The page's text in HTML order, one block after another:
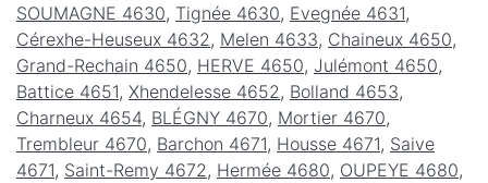
SOUMAGNE 4630, Tignée 4630, Evegnée 4631,
Cérexhe-Heuseux 4632 , Melen 4633, Chaineux 4650,
Grand-Rechain 4650, HERVE 4650, Julémont 4650,
Battice 4651, Xhendelesse 4652 , Bolland 4653,
Charneux 4654, BLÉGNY 4670, Mortier 4670,
Trembleur 4670, Barchon 4671, Housse 4671, Saive
4671, Saint-Remy 4672 , Hermée 4680, OUPEYE 4680,